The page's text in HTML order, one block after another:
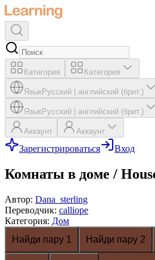
Категория Категория
ЯзыкРусский английский (брит.)
ЯзыкРусский английский (брит.)
Аккаунт Аккаунт
Зарегистрироваться Вход
Комнаты в доме /
Автор: Dana_sterling
Переводчик: calliope
Категория: Дом
Найди пару 1
Найди пару 2